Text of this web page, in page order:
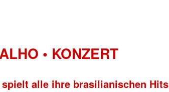
• KONZERT
alle ihre brasilianischen Hits